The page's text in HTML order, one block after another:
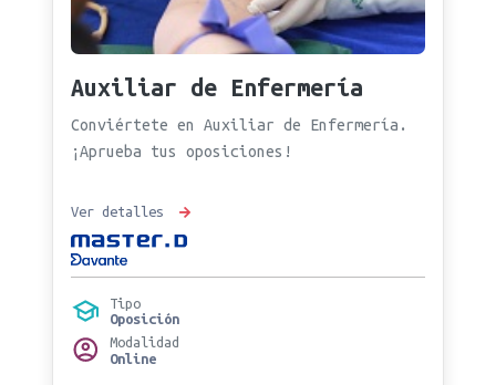
Auxiliar de Enfermería
Conviértete en Auxiliar de Enfermería.
¡Aprueba tus oposiciones!
Ver detalles
Tipo
Oposición
Modalidad
Online